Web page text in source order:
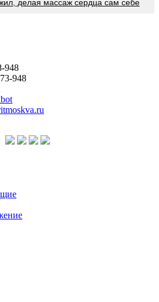
делая массаж сердца сам себе
948
948